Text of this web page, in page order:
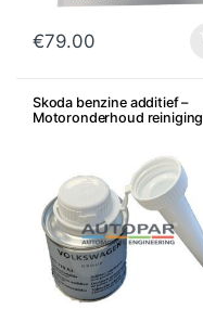
€79.00
Skoda benzine additief –
Motoronderhoud reiniging